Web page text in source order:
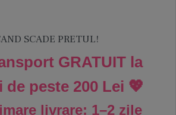
SCADE PRETUL!
GRATUIT la
de peste 200 Lei 💖
livrare: 1–2 zile